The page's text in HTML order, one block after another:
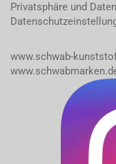
Privatsphäre und
www.schwab-